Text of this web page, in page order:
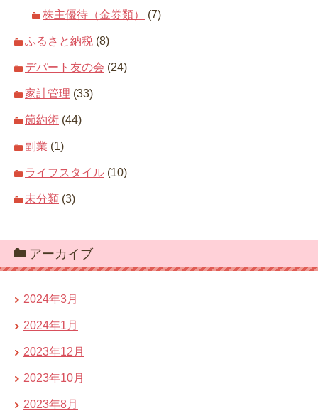
株主優待（金券類） (7)
ふるさと納税 (8)
デパート友の会 (24)
家計管理 (33)
節約術 (44)
副業 (1)
ライフスタイル (10)
未分類 (3)
アーカイブ
2024年3月
2024年1月
2023年12月
2023年10月
2023年8月